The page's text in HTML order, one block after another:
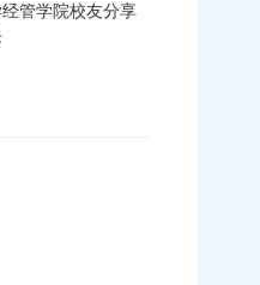
管学院校友分享